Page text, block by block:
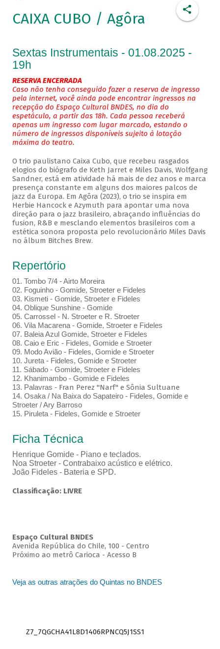
CAIXA CUBO / Agôra
Sextas Instrumentais - 01.08.2025 -
19h
RESERVA ENCERRADA
Caso não tenha conseguido fazer a reserva de ingresso
pela internet, você ainda pode encontrar ingressos na
recepção do Espaço Cultural BNDES, no dia do
espetáculo, a partir das 18h. Cada pessoa receberá
apenas um ingresso com lugar marcado, estando o
número de ingressos disponíveis sujeito à lotação
máxima do teatro.
O trio paulistano Caixa Cubo, que recebeu rasgados
elogios do biógrafo de Keth Jarret e Miles Davis, Wolfgang
Sandner, está em atividade há mais de dez anos e marca
presença constante em alguns dos maiores palcos de
jazz da Europa. Em Agôra (2023), o trio se inspira em
Herbie Hancock e Azymuth para apontar uma nova
direção para o jazz brasileiro, abraçando influências do
fusion, R&B e mesclando elementos brasileiros com a
estética sonora proposta pelo revolucionário Miles Davis
no álbum Bitches Brew.
Repertório
01. Tombo 7/4 - Airto Moreira
02. Foguinho - Gomide, Stroeter e Fideles
03. Kismeti - Gomide, Stroeter e Fideles
04. Oblique Sunshine - Gomide
05. Carrossel - N. Stroeter e R. Stroeter
06. Vila Macarena - Gomide, Stroeter e Fideles
07. Baleia Azul Gomide, Stroeter e Fideles
08. Caio e Eric - Fideles, Gomide e Stroeter
09. Modo Avião - Fideles, Gomide e Stroeter
10. Jureta - Fideles, Gomide e Stroeter
11. Sábado - Gomide, Stroeter e Fideles
12. Khanimambo - Gomide e Fideles
13. Palavras - Fran Perez "Narf" e Sônia Sultuane
14. Osaka / Na Baixa do Sapateiro - Fideles, Gomide e
Stroeter / Ary Barroso
15. Piruleta - Fideles, Gomide e Stroeter
Ficha Técnica
Henrique Gomide - Piano e teclados.
Noa Stroeter - Contrabaixo acústico e elétrico.
João Fideles - Bateria e SPD.
Classificação: LIVRE
Espaço Cultural BNDES
Avenida República do Chile, 100 - Centro
Próximo ao metrô Carioca - Acesso B
Veja as outras atrações do Quintas no BNDES
Z7_7QGCHA41L8D1406RPNCQ5J1SS1